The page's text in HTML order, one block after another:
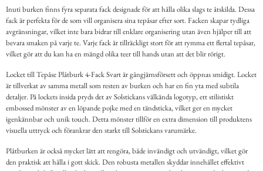
Inuti burken finns fyra separata fack designade för att hålla olika slags te åtskilda. Dessa
fack är perfekta för de som vill organisera sina tepåsar efter sort. Facken skapar tydliga
avgränsningar, vilket inte bara bidrar till enklare organisering utan även hjälper till att
bevara smaken på varje te. Varje fack är tillräckligt stort för att rymma ett flertal tepåsar,
vilket gör att du kan ha en mängd olika teer till hands utan att det blir rörigt.
Locket till Tepåse Plåtburk 4-Fack Svart är gångjärnsförsett och öppnas smidigt. Locket
är tillverkat av samma metall som resten av burken och har en fin yta med subtila
detaljer. På lockets insida pryds det av Solstickans välkända logotyp, ett stilistiskt
embossed mönster av en löpande pojke med en tändsticka, vilket ger en mycket
igenkännbar och unik touch. Detta mönster tillför en extra dimension till produktens
visuella uttryck och förankrar den starkt till Solstickans varumärke.
Plåtburken är också mycket lätt att rengöra, både invändigt och utvändigt, vilket gör
den praktisk att hålla i gott skick. Den robusta metallen skyddar innehållet effektivt